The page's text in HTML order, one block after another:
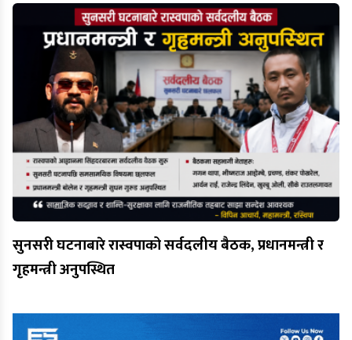
सुनसरी घटनाबारे रास्वपाको सर्वदलीय बैठक, प्रधानमन्त्री र
गृहमन्त्री अनुपस्थित